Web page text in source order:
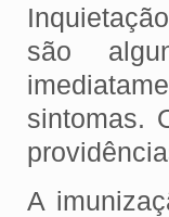
são
sintomas.
A